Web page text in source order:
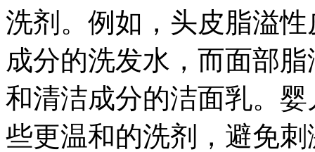
洗剂。例如，头皮脂溢
成分的洗发水，而面部
和清洁成分的洁面乳。
些更温和的洗剂，避免